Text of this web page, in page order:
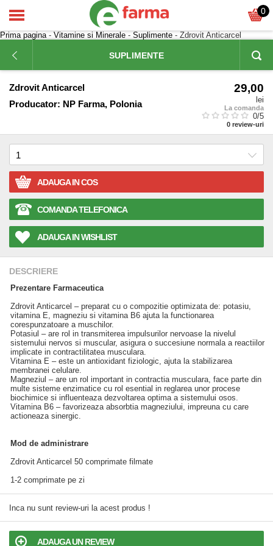
0
Prima pagina- Vitamine si Minerale - Suplimente - Zdrovit Anticarcel
SUPLIMENTE
Zdrovit Anticarcel
Producator: NP Farma, Polonia
29,00
lei
La comanda
0/5
0 review-uri
ADAUGA IN COS
COMANDA TELEFONICA
ADAUGA IN WISHLIST
DESCRIERE
Prezentare Farmaceutica
Zdrovit Anticarcel – preparat cu o compozitie optimizata de: potasiu,
vitamina E, magneziu si vitamina B6 ajuta la functionarea
corespunzatoare a muschilor.
Potasiul – are rol in transmiterea impulsurilor nervoase la nivelul
sistemului nervos si muscular, asigura o succesiune normala a reactiilor
implicate in contractilitatea musculara.
Vitamina E – este un antioxidant fiziologic, ajuta la stabilizarea
membranei celulare.
Magneziul – are un rol important in contractia musculara, face parte din
multe sisteme enzimatice cu rol esential in reglarea unor procese
biochimice si influenteaza dezvoltarea optima a sistemului osos.
Vitamina B6 – favorizeaza absorbtia magneziului, impreuna cu care
actioneaza sinergic.
Mod de administrare
Zdrovit Anticarcel 50 comprimate filmate
1-2 comprimate pe zi
Inca nu sunt review-uri la acest produs !
ADAUGA UN REVIEW